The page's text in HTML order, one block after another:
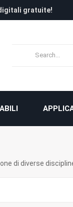
gratuite!
di diverse